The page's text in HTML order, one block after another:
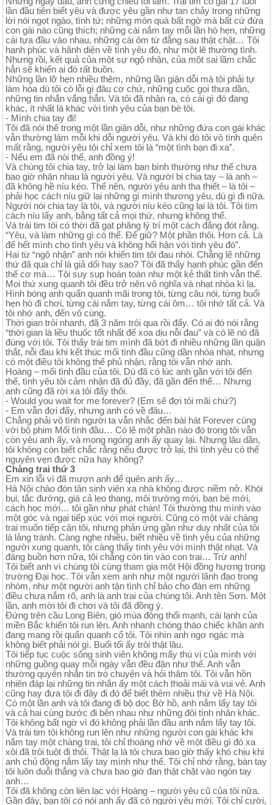
lần đầu tiên biết yêu và được yêu gần như tan chảy trong những
lời nói ngọt ngào, tình tứ; những món quà bất ngờ mà bất cứ đứa
con gái nào cũng thích; những cái nắm tay mỗi lần hò hẹn, những
cái tựa đầu vào nhau, những cái ôm từ đằng sau thật chặt… Tôi
hạnh phúc và hãnh diện về tình yêu đó, như một lẽ thường tình.
Nhưng rồi, kết quả của một sự ngộ nhận, của một sai lầm chắc
hẳn sẽ khiến ai đó rất buồn.
Những lần lỡ hẹn nhiều thêm, những lần giận dỗi mà tôi phải tự
làm hòa dù tôi có lỗi gì đâu cơ chứ, những cuộc gọi thưa dần,
những tin nhắn vắng hẳn. Và tôi đã nhận ra, có cái gì đó đang
khác, ít nhất là khác với tình yêu của bạn bè tôi.
- Mình chia tay đi!
Tôi đã nói thế trong một lần giận dỗi, như những đứa con gái khác
vẫn thường làm mỗi khi dỗi người yêu. Và khi đó tôi vô tình quên
mất rằng, người yêu tôi chỉ xem tôi là “một tình bạn đi xa”.
- Nếu em đã nói thế, anh đồng ý!
Và chúng tôi chia tay, trở lại làm bạn bình thường như thể chưa
bao giờ nhận nhau là người yêu. Và người bị chia tay – là anh –
đã không hề níu kéo. Thế nên, người yêu anh tha thiết – là tôi –
phải học cách níu giữ lại những gì mình thương yêu, dù gì đi nữa.
Người nói chia tay là tôi, và người níu kéo cũng lại là tôi. Tôi tìm
cách níu lấy anh, bằng tất cả mọi thứ, nhưng không thể.
Và trái tim tôi có thời đã gạt phăng lý trí một cách đắng đót rằng.
“Yêu, và làm những gì có thể. Để giữ? Một phần thôi. Hơn cả. Là
để hết mình cho tình yêu và không hối hận với tình yêu đó”.
Hai từ “ngộ nhận” anh nói khiến tim tôi đau nhói. Chẳng lẽ những
thứ đã qua chỉ là giả dối hay sao? Tôi đã thấy hạnh phúc gần đến
thế cơ mà… Tôi suy sụp hoàn toàn như một kẻ thất tình vẫn thế.
Mọi thứ xung quanh tôi đều trở nên vô nghĩa và nhạt nhòa kì lạ.
Hình bóng anh quẩn quanh mãi trong tôi, từng câu nói, từng buổi
hẹn hò đi chơi, từng cái nắm tay, từng cái ôm… tôi nhớ tất cả. Và
tôi nhớ anh, đến vô cùng.
Thời gian trôi nhanh, đã 3 năm trôi qua rồi đấy. Có ai đó nói rằng
“thời gian là liều thuốc tốt nhất để xoa dịu nỗi đau” và có lẽ nó đã
đúng với tôi. Tôi thấy trái tim mình đã bớt đi nhiều những lần quặn
thắt, nỗi đau khi kết thúc mối tình đầu cũng dần nhòa nhạt, nhưng
có một điều tôi không thể phủ nhận, rằng tôi vẫn nhớ anh.
Hoàng – mối tình đầu của tôi. Dù đã có lúc anh gần với tôi đến
thế, tình yêu tôi cảm nhận đã đủ đầy, đã gần đến thế… Nhưng
anh cũng đã rời xa tôi đấy thôi.
- Would you wait for me forever? (Em sẽ đợi tôi mãi chứ?)
- Em vẫn đợi đấy, nhưng anh có về đâu…
Chẳng phải vô tình người ta vẫn nhắc đến bài hát Forever cùng
với bộ phim Mối tình đầu… Có lẽ một phần nào đó trong tôi vẫn
còn yêu anh ấy, và mong ngóng anh ấy quay lại. Nhưng lâu dần,
tôi không còn biết chắc rằng nếu được trở lại, thì tình yêu có thể
nguyên vẹn được nữa hay không?
Chàng trai thứ 3
Em xin lỗi vì đã mượn anh để quên anh ấy…
Hà Nội chào đón tân sinh viên xa nhà không được niềm nở. Khói
bụi, tắc đường, giá cả leo thang, môi trường mới, bạn bè mới,
cách học mới… tôi gần như phát chán! Tôi thường thu mình vào
một góc và ngại tiếp xúc với mọi người. Cũng có một vài chàng
trai muốn tiếp cận tôi, nhưng phản ứng gần như duy nhất của tôi
là lảng tránh. Càng nghe nhiều, biết nhiều về tình yêu của những
người xung quanh, tôi càng thấy tình yêu với mình thật nhạt. Và
đáng buồn hơn nữa, tôi chẳng còn tin vào con trai… Trừ anh!
Tôi biết anh vì chúng tôi cùng tham gia một Hội đồng hương trong
trường Đại học. Tôi vẫn xem anh như một người lãnh đạo trong
nhóm, như một người anh tận tình chỉ bảo cho đàn em những
điều chưa nắm rõ, anh là anh trai của chúng tôi. Anh tên Sơn. Một
lần, anh mời tôi đi chơi và tôi đã đồng ý.
Đứng trên cầu Long Biên, gió mùa đông thổi mạnh, cái lạnh của
miền Bắc khiến tôi run lên. Anh nhanh chóng tháo chiếc khăn anh
đang mang rồi quấn quanh cổ tôi. Tôi nhìn anh ngơ ngác mà
không biết phải nói gì. Buổi tối ấy trôi thật lâu.
Tôi tiếp tục cuộc sống sinh viên không mấy thú vị của mình với
những guồng quay mỗi ngày vẫn đều đặn như thế. Anh vẫn
thường quyên nhắn tin trò chuyện và hỏi thăm tôi. Tôi vẫn hồn
nhiên đáp lại những tin nhắn ấy một cách thoải mái và vui vẻ. Anh
cũng hay đưa tôi đi đây đi đó để biết thêm nhiều thứ về Hà Nội.
Có một lần anh và tôi đang đi bộ dọc Bờ hồ, anh nắm lấy tay tôi
và cả hai cùng bước đi bên nhau như những đôi tình nhân khác.
Tôi không bất ngờ vì đó không phải lần đầu anh nắm lấy tay tôi.
Và trái tim tôi không run lên như những người con gái khác khi
nắm tay một chàng trai, tôi chỉ thoáng nhớ về một điều gì đó xa
xôi đã trôi tuột đi thôi. Thật lạ là tôi chưa bao giờ thấy khó chịu khi
anh chủ động nắm lấy tay mình như thế. Tôi chỉ nhớ rằng, bàn tay
tôi luôn duỗi thẳng và chưa bao giờ đan thật chặt vào ngón tay
anh…
Tôi đã không còn liên lạc với Hoàng – người yêu cũ của tôi nữa.
Gần đây, bạn tôi có nói anh ấy đã có người yêu mới. Tôi chỉ cười,